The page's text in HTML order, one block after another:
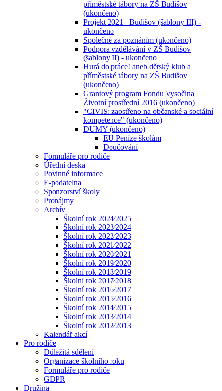
příměstské tábory na ZŠ Budišov
(ukončeno)
Projekt 2021_ Budišov (šablony III) -
ukončeno
Společně za poznáním (ukončeno)
Podpora vzdělávání v ZŠ Budišov
(šablony II) - ukončeno
Hurá do práce! aneb dětský klub a
příměstské tábory na ZŠ Budišov
(ukončeno)
Grantový program Fondu Vysočina
Životní prostřední 2016 (ukončeno)
"CIVIS: zaostřeno na občanské a sociální
kompetence" (ukončeno)
DUMY (ukončeno)
EU Peníze školám
Doučování
Formuláře pro rodiče
Úřední deska
Povinné informace
E-podatelna
Sponzorství školy
Pronájmy
Archív
Školní rok 2024⁄2025
Školní rok 2023⁄2024
Školní rok 2022⁄2023
Školní rok 2021⁄2022
Školní rok 2020⁄2021
Školní rok 2019⁄2020
Školní rok 2018⁄2019
Školní rok 2017⁄2018
Školní rok 2016⁄2017
Školní rok 2015⁄2016
Školní rok 2014⁄2015
Školní rok 2013⁄2014
Školní rok 2012⁄2013
Kalendář akcí
Pro rodiče
Důležitá sdělení
Organizace školního roku
Formuláře pro rodiče
GDPR
Družina